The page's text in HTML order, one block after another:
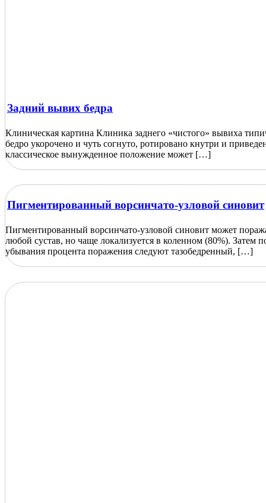
Задний вывих бедра
Клиническая картина Клиника заднего «чистого» вывиха
бедро укорочено и чуть согнуто, ротировано кнутри и
классическое вынужденное положение может […]
Пигментированный ворсинчато-узловой синовит
Пигментированный ворсинчато-узловой синовит может
любой сустав, но чаще локализуется в коленном (80%). Затем
убывания процента поражения следуют тазобедренный, […]